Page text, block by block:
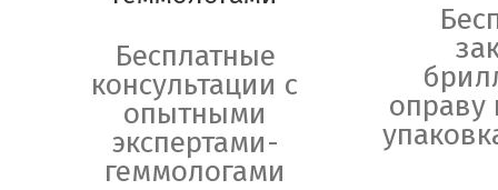
Бесплатные
консультации с
опытными
экспертами-
геммологами
оправу